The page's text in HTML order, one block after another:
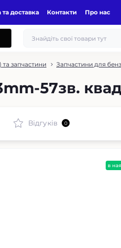
доставка Контакти Про нас
запчастини Запчастини для
57зв.
Відгуків 0
в